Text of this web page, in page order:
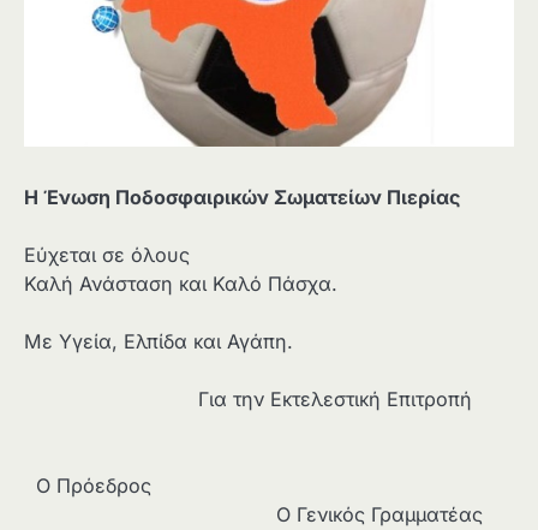
Η Ένωση Ποδοσφαιρικών Σωματείων Πιερίας
Εύχεται σε όλους
Καλή Ανάσταση και Καλό Πάσχα.
Με Υγεία, Ελπίδα και Αγάπη.
Για την Εκτελεστική Επιτροπή
Ο Πρόεδρος
Ο Γενικός Γραμματέας